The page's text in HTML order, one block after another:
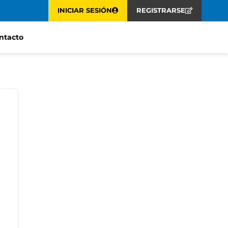
INICIAR SESIÓN REGISTRARSE